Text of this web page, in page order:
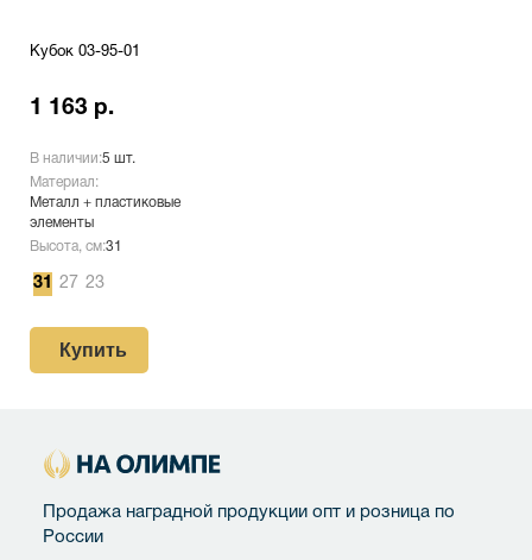
Кубок 03-95-01
1 163 р.
В наличии:5 шт.
Материал:
Металл + пластиковые
элементы
Высота, см:31
31 27 23
Купить
Продажа наградной продукции опт и розница по
России